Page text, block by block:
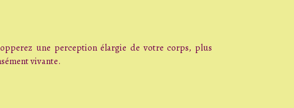
une perception élargie de votre corps, plus
vivante.